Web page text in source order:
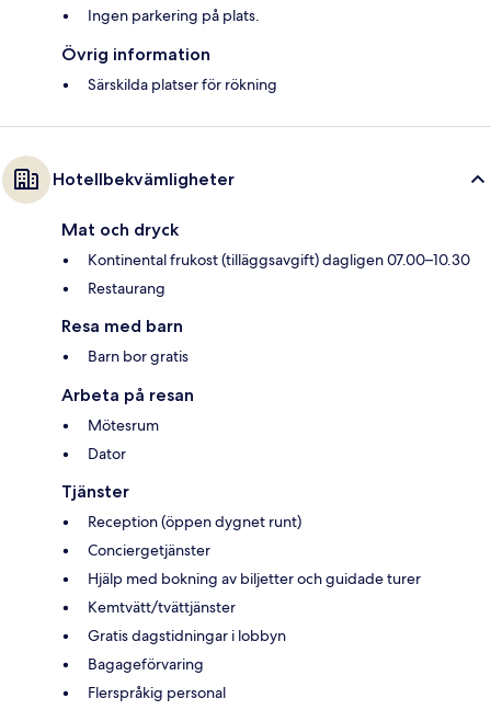
Ingen parkering på plats.
Övrig information
Särskilda platser för rökning
Hotellbekvämligheter
Mat och dryck
Kontinental frukost (tilläggsavgift) dagligen 07.00–10.30
Restaurang
Resa med barn
Barn bor gratis
Arbeta på resan
Mötesrum
Dator
Tjänster
Reception (öppen dygnet runt)
Conciergetjänster
Hjälp med bokning av biljetter och guidade turer
Kemtvätt/tvättjänster
Gratis dagstidningar i lobbyn
Bagageförvaring
Flerspråkig personal